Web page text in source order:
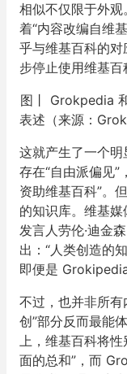
相似不仅限于外
着“内容改编自维
乎与维基百科的
步停止使用维基百
图丨 Grokpedia
表述（来源：
这就产生了一个
存在“自由派偏见”
资助维基百科”。
的知识库。维基
发言人劳伦·迪金
出：“人类创造的
即便是
不过，也并非所
创”部分反而最能
上，维基百科将
面的总和”，而